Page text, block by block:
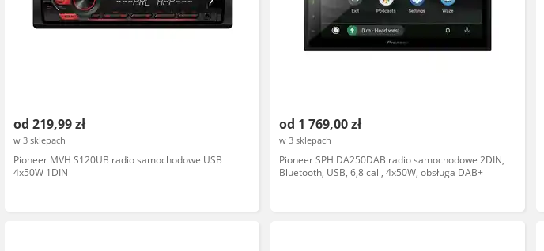
od 219,99 zł
w 3 sklepach
Pioneer MVH S120UB radio samochodowe USB
4x50W 1DIN
od 1 769,00 zł
w 3 sklepach
Pioneer SPH DA250DAB radio samochodowe 2DIN,
Bluetooth, USB, 6,8 cali, 4x50W, obsługa DAB+